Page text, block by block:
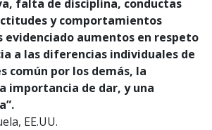
falta de disciplina, conductas
y comportamientos
evidenciado aumentos en respeto
a las diferencias individuales de
común por los demás, la
importancia de dar, y una
EE.UU.